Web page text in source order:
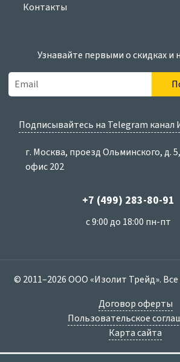
Контакты
Узнавайте первыми о скидках и
Подписывайтесь на Telegram канал
г. Москва, проезд Ольминского, д.
офис 202
+7 (499) 283-80-91
с 9:00 до 18:00 пн-пт
© 2011–2026 ООО «Изолит Трейд».
Договор оферты
Пользовательское
Карта сайта